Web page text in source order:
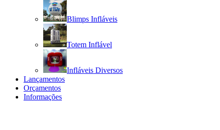
Blimps Infláveis
Totem Inflável
Infláveis Diversos
Lançamentos
Orçamentos
Informações